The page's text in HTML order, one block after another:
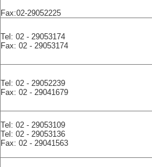
Fax:02-29052225
Tel: 02 - 29053174
Fax: 02 - 29053174
Tel: 02 - 29052239
Fax: 02 - 29041679
Tel: 02 - 29053109
Tel: 02 - 29053136
Fax: 02 - 29041563